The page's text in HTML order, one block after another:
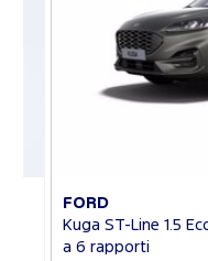
FORD
Kuga ST-Line 1.5
a 6 rapporti